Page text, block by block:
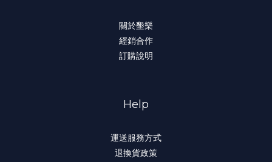
關於墾樂
經銷合作
訂購說明
Help
運送服務方式
退換貨政策